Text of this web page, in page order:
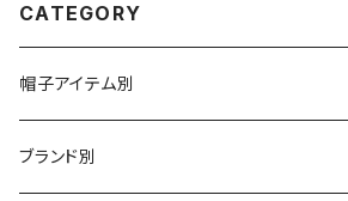
CATEGORY
帽子アイテム別
ハット
ブランド別